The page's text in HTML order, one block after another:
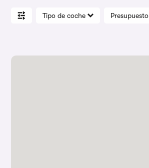
Tipo de coche Presupuesto